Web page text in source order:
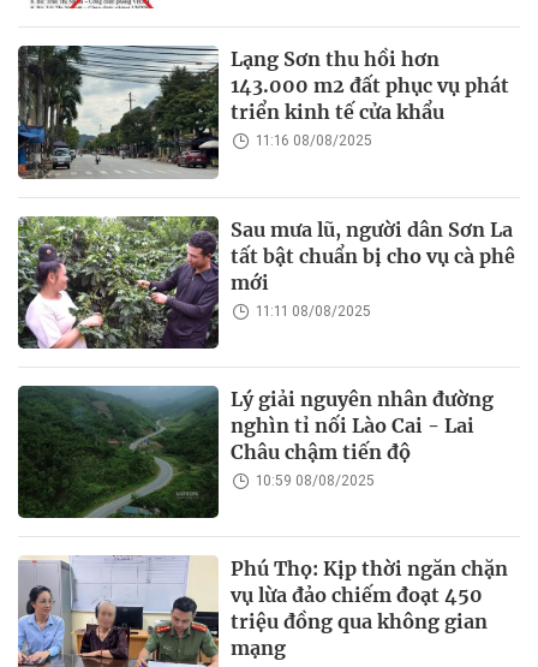
Lạng Sơn thu hồi hơn
143.000 m2 đất phục vụ phát
triển kinh tế cửa khẩu
11:16 08/08/2025
Sau mưa lũ, người dân Sơn La
tất bật chuẩn bị cho vụ cà phê
mới
11:11 08/08/2025
Lý giải nguyên nhân đường
nghìn tỉ nối Lào Cai - Lai
Châu chậm tiến độ
10:59 08/08/2025
Phú Thọ: Kịp thời ngăn chặn
vụ lừa đảo chiếm đoạt 450
triệu đồng qua không gian
mạng